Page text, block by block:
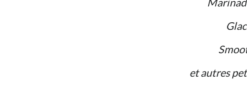
et autres